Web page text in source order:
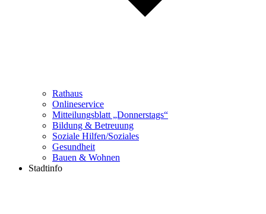
Rathaus
Onlineservice
Mitteilungsblatt „Donnerstags“
Bildung & Betreuung
Soziale Hilfen/Soziales
Gesundheit
Bauen & Wohnen
Stadtinfo